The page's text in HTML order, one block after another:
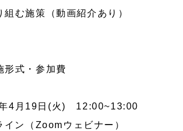
組む施策（動画紹介あり）
形式・参加費
4月19日(火) 12:00~13:00
ン（Zoomウェビナー）